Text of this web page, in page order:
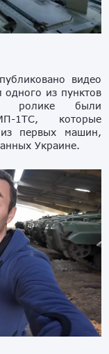
видео
из пунктов
ролике были
1ТС, которые
первых машин,
Украине.